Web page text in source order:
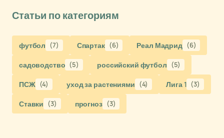
Статьи по категориям
футбол (7) Спартак (6) Реал Мадрид (6)
садоводство (5) российский футбол (5)
ПСЖ (4) уход за растениями (4) Лига 1 (3)
Ставки (3) прогноз (3)